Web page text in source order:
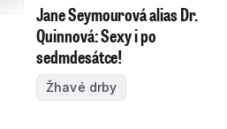
Jane Seymourová alias Dr.
Quinnová: Sexy i po
sedmdesátce!
Žhavé drby